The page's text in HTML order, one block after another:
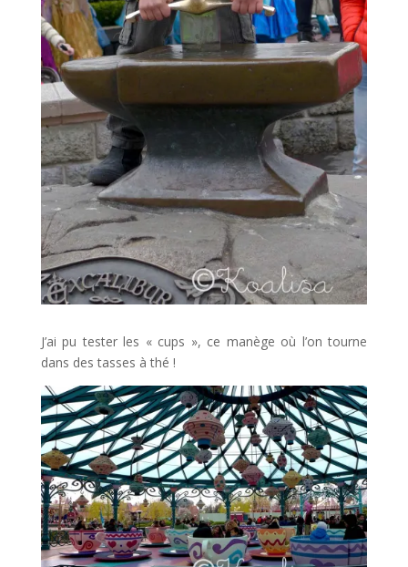
J’ai pu tester les « cups », ce manège où l’on tourne
dans des tasses à thé !